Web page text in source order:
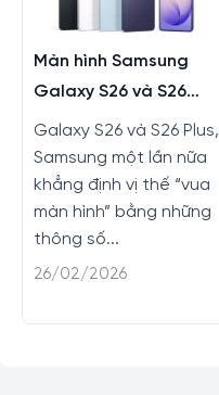
Màn hình Samsung
Galaxy S26 và S26
Plus có gì mới không?
Galaxy S26 và S26 Plus,
Samsung một lần nữa
khẳng định vị thế “vua
màn hình” bằng những
thông số...
26/02/2026